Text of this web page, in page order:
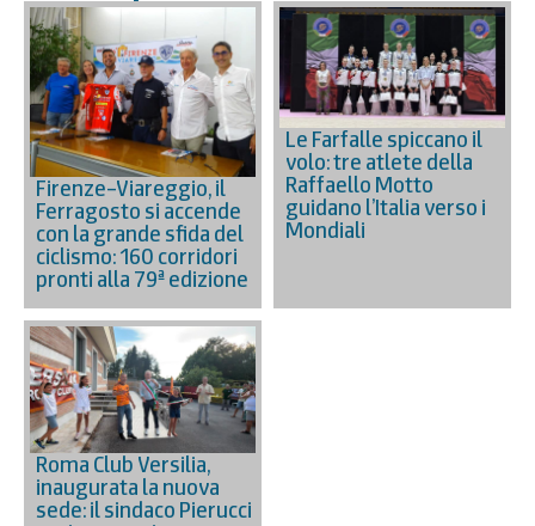
Firenze–Viareggio, il
Ferragosto si accende
con la grande sfida del
ciclismo: 160 corridori
pronti alla 79ª edizione
Le Farfalle spiccano il
volo: tre atlete della
Raffaello Motto
guidano l’Italia verso i
Mondiali
Roma Club Versilia,
inaugurata la nuova
sede: il sindaco Pierucci